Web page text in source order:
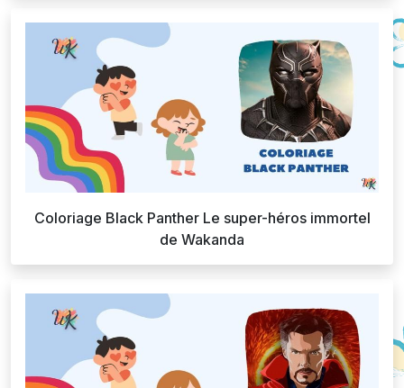
Coloriage Black Panther Le super-héros immortel
de Wakanda